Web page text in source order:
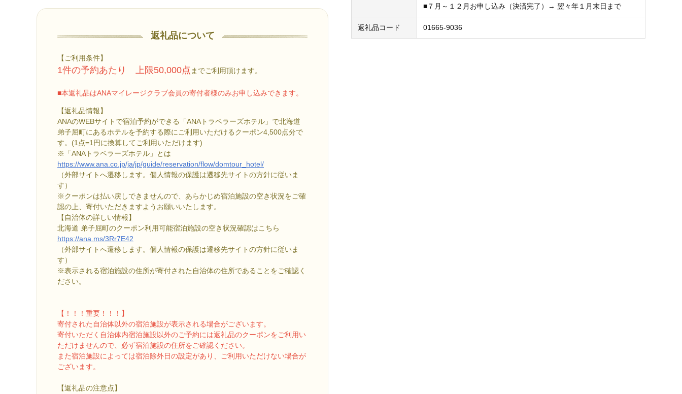
返礼品について
【ご利用条件】
1件の予約あたり 上限50,000点 までご利用頂けます。
■本返礼品はANAマイレージクラブ会員の寄付者様のみお申し込みできます。
【返礼品情報】
ANAのWEBサイトで宿泊予約ができる「ANAトラベラーズホテル」で北海道
弟子屈町にあるホテルを予約する際にご利用いただけるクーポン4,500点分で
す。(1点=1円に換算してご利用いただけます)
※「ANAトラベラーズホテル」とは
https://www.ana.co.jp/ja/jp/guide/reservation/flow/domtour_hotel/
（外部サイトへ遷移します。個人情報の保護は遷移先サイトの方針に従いま
す）
※クーポンは払い戻しできませんので、あらかじめ宿泊施設の空き状況をご確
認の上、寄付いただきますようお願いいたします。
【自治体の詳しい情報】
北海道 弟子屈町のクーポン利用可能宿泊施設の空き状況確認はこちら
https://ana.ms/3Rr7E42
（外部サイトへ遷移します。個人情報の保護は遷移先サイトの方針に従いま
す）
※表示される宿泊施設の住所が寄付された自治体の住所であることをご確認く
ださい。
【！！！重要！！！】
寄付された自治体以外の宿泊施設が表示される場合がございます。
寄付いただく自治体内宿泊施設以外のご予約には返礼品のクーポンをご利用い
ただけませんので、必ず宿泊施設の住所をご確認ください。
また宿泊施設によっては宿泊除外日の設定があり、ご利用いただけない場合が
ございます。
【返礼品の注意点】
■７月～１２月お申し込み（決済完了）→ 翌々年１月末日まで
返礼品コード 01665-9036